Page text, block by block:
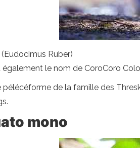
Ruber)
le nom de CoroCoro
pélécéforme de la famille des
mono